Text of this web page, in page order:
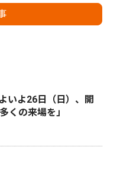
いよ26日（日）、開
の来場を」